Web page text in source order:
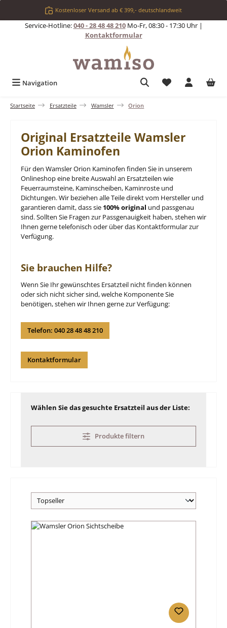
Zum Hauptinhalt springenKostenloser Versand ab € 399,- deutschlandweit
Service-Hotline:040 - 28 48 48 210Mo-Fr, 08:30 - 17:30 Uhr |
Kontaktformular
Navigation Du hast 0
Startseite Ersatzteile Wamsler Orion
Original Ersatzteile Wamsler
Orion Kaminofen
Für den Wamsler Orion Kaminofen finden Sie in unserem
Onlineshop eine breite Auswahl an Ersatzteilen wie
Feuerraumsteine, Kaminscheiben, Kaminroste und
Dichtungen. Wir beziehen alle Teile direkt vom Hersteller und
garantieren damit, dass sie 100% original und passgenau
sind. Sollten Sie Fragen zur Passgenauigkeit haben, stehen wir
Ihnen gerne telefonisch oder über das Kontaktformular zur
Verfügung.
Sie brauchen Hilfe?
Wenn Sie Ihr gewünschtes Ersatzteil nicht finden können
oder sich nicht sicher sind, welche Komponente Sie
benötigen, stehen wir Ihnen gerne zur Verfügung:
Telefon: 040 28 48 48 210
Kontaktformular
Wählen Sie das gesuchte Ersatzteil aus der Liste:
Produkte filtern